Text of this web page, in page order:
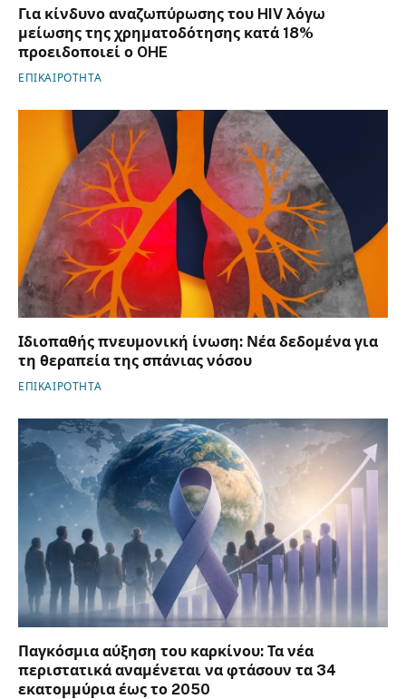
Για κίνδυνο αναζωπύρωσης του HIV λόγω
μείωσης της χρηματοδότησης κατά 18%
προειδοποιεί ο OHE
ΕΠΙΚΑΙΡΟΤΗΤΑ
Ιδιοπαθής πνευμονική ίνωση: Νέα δεδομένα για
τη θεραπεία της σπάνιας νόσου
ΕΠΙΚΑΙΡΟΤΗΤΑ
Παγκόσμια αύξηση του καρκίνου: Τα νέα
περιστατικά αναμένεται να φτάσουν τα 34
εκατομμύρια έως το 2050